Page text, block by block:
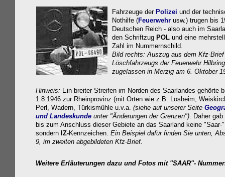
Fahrzeuge der Polizei und der
Nothilfe (Feuerwehr usw.) trugen bis
Deutschen Reich - also auch im
den Schriftzug POL und eine
Zahl im Nummernschild.
Bild rechts: Auszug aus dem Kfz-
Löschfahrzeugs der Feuerwehr
zugelassen in Merzig am 6. Oktober
Hinweis: Ein breiter Streifen im Norden des Saarlandes gehörte
1.8.1946 zur Rheinprovinz (mit Orten wie z.B. Losheim,
Perl, Wadern, Türkismühle u.v.a. (siehe auf unserer Seite
und Landeskunde unter "Änderungen der Grenzen"). Daher
bis zum Anschluss dieser Gebiete an das Saarland keine "Saar-
sondern IZ-Kennzeichen. Ein Beispiel dafür finden Sie unten,
9, im zweiten abgebildeten Kfz-Brief.
Weitere Erläuterungen dazu und Fotos mit "SAAR"-